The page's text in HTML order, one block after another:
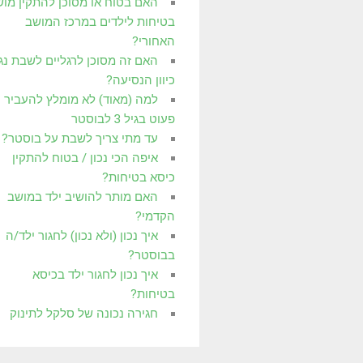
בטיחות לילדים במרכז המושב
האחורי?
האם זה מסוכן לרגליים לשבת
כיוון הנסיעה?
למה (מאוד) לא מומלץ להעביר
פעוט בגיל 3 לבוסטר
עד מתי צריך לשבת על בוסטר?
איפה הכי נכון / בטוח להתקין
כיסא בטיחות?
האם מותר להושיב ילד במושב
הקדמי?
איך נכון (ולא נכון) לחגור ילד/ה
בבוסטר?
איך נכון לחגור ילד בכיסא
בטיחות?
חגירה נכונה של סלקל לתינוק